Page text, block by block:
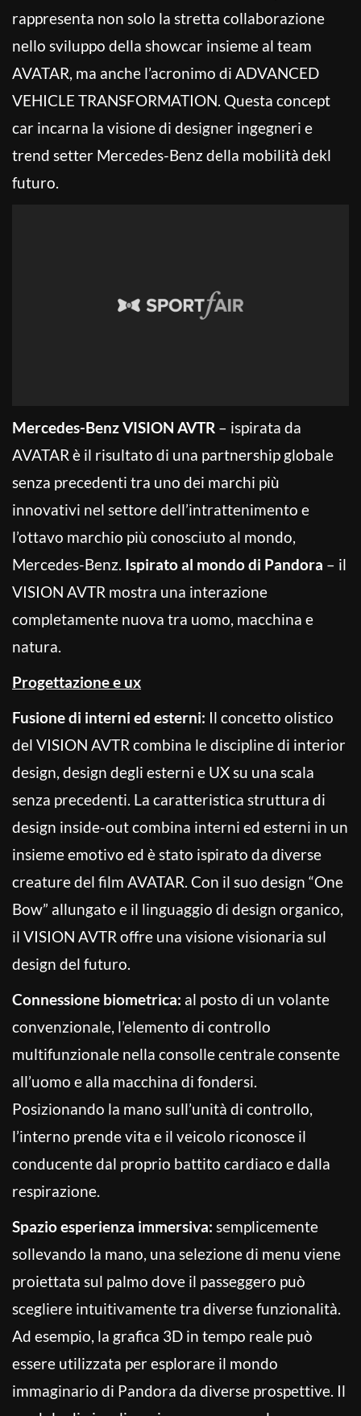
rappresenta non solo la stretta collaborazione
nello sviluppo della showcar insieme al team
AVATAR, ma anche l’acronimo di ADVANCED
VEHICLE TRANSFORMATION. Questa concept
car incarna la visione di designer ingegneri e
trend setter Mercedes-Benz della mobilità dekl
futuro.
Mercedes-Benz VISION AVTR – ispirata da
AVATAR è il risultato di una partnership globale
senza precedenti tra uno dei marchi più
innovativi nel settore dell’intrattenimento e
l’ottavo marchio più conosciuto al mondo,
Mercedes-Benz. Ispirato al mondo di Pandora – il
VISION AVTR mostra una interazione
completamente nuova tra uomo, macchina e
natura.
Progettazione e ux
Fusione di interni ed esterni: Il concetto olistico
del VISION AVTR combina le discipline di interior
design, design degli esterni e UX su una scala
senza precedenti. La caratteristica struttura di
design inside-out combina interni ed esterni in un
insieme emotivo ed è stato ispirato da diverse
creature del film AVATAR. Con il suo design “One
Bow” allungato e il linguaggio di design organico,
il VISION AVTR offre una visione visionaria sul
design del futuro.
Connessione biometrica: al posto di un volante
convenzionale, l’elemento di controllo
multifunzionale nella consolle centrale consente
all’uomo e alla macchina di fondersi.
Posizionando la mano sull’unità di controllo,
l’interno prende vita e il veicolo riconosce il
conducente dal proprio battito cardiaco e dalla
respirazione.
Spazio esperienza immersiva: semplicemente
sollevando la mano, una selezione di menu viene
proiettata sul palmo dove il passeggero può
scegliere intuitivamente tra diverse funzionalità.
Ad esempio, la grafica 3D in tempo reale può
essere utilizzata per esplorare il mondo
immaginario di Pandora da diverse prospettive. Il